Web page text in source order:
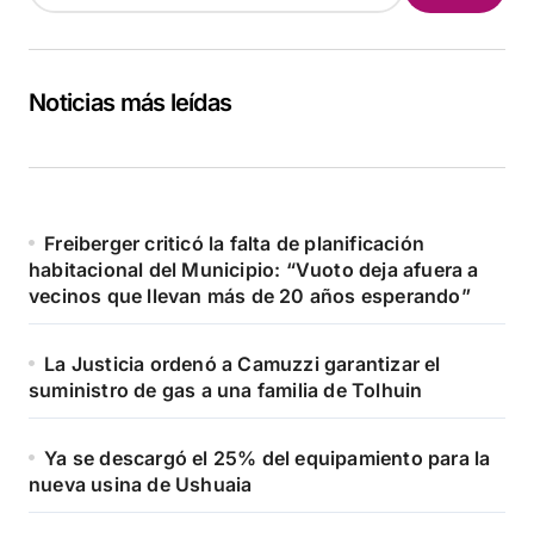
Noticias más leídas
Freiberger criticó la falta de planificación
habitacional del Municipio: “Vuoto deja afuera a
vecinos que llevan más de 20 años esperando”
La Justicia ordenó a Camuzzi garantizar el
suministro de gas a una familia de Tolhuin
Ya se descargó el 25% del equipamiento para la
nueva usina de Ushuaia